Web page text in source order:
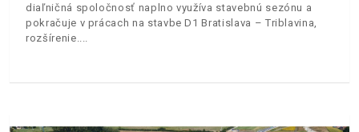
diaľničná spoločnosť naplno využíva stavebnú sezónu a
pokračuje v prácach na stavbe D1 Bratislava – Triblavina,
rozšírenie.